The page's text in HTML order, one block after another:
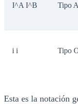
I^A I^B Tipo
i i Tipo
Esta es la notación